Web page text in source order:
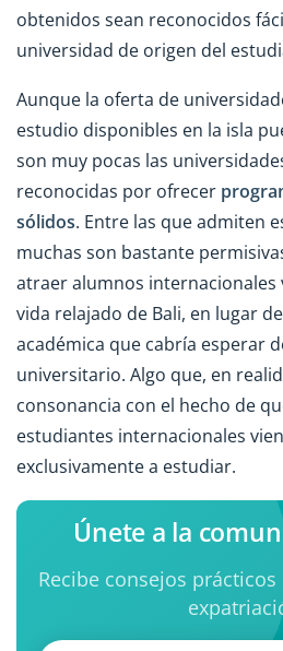
obtenidos sean reconocidos
universidad de origen del
Aunque la oferta de
estudio disponibles en la isla
son muy pocas las
reconocidas por ofrecer
sólidos. Entre las que admiten
muchas son bastante
atraer alumnos internacionales
vida relajado de Bali, en lugar
académica que cabría esperar
universitario. Algo que, en
consonancia con el hecho de
estudiantes internacionales
exclusivamente a estudiar.
Únete a la
Recibe consejos